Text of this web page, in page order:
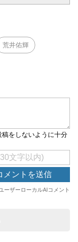
荒井佑輝